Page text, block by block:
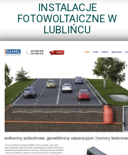
INSTALACJE
FOTOWOLTAICZNE W
LUBLIŃCU